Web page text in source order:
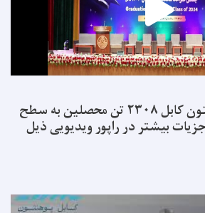
از ۲۲ پوهنځی پوهنتون کابل ۲۳۰۸ تن محصلین به سطح
بیشتر در راپور ویدیویی ذیل